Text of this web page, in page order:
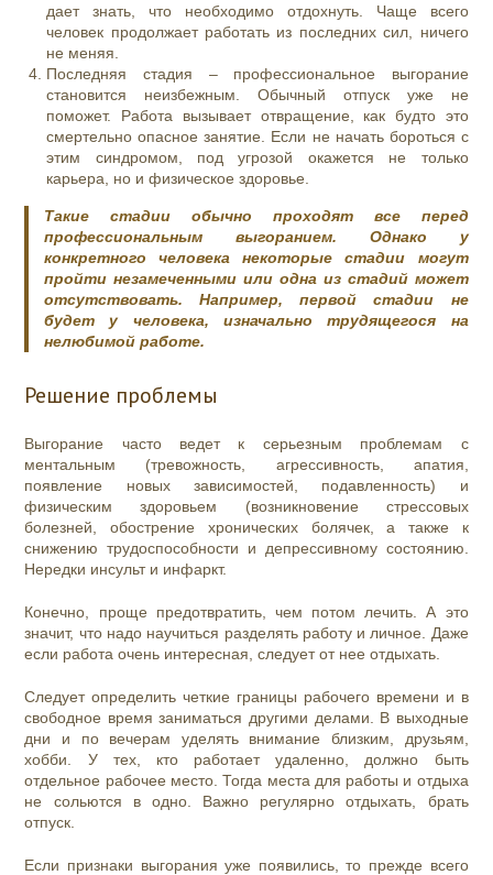
дает знать, что необходимо отдохнуть. Чаще всего
человек продолжает работать из последних сил, ничего
не меняя.
Последняя стадия – профессиональное выгорание
становится неизбежным. Обычный отпуск уже не
поможет. Работа вызывает отвращение, как будто это
смертельно опасное занятие. Если не начать бороться с
этим синдромом, под угрозой окажется не только
карьера, но и физическое здоровье.
Такие стадии обычно проходят все перед
профессиональным выгоранием. Однако у
конкретного человека некоторые стадии могут
пройти незамеченными или одна из стадий может
отсутствовать. Например, первой стадии не
будет у человека, изначально трудящегося на
нелюбимой работе.
Решение проблемы
Выгорание часто ведет к серьезным проблемам с
ментальным (тревожность, агрессивность, апатия,
появление новых зависимостей, подавленность) и
физическим здоровьем (возникновение стрессовых
болезней, обострение хронических болячек, а также к
снижению трудоспособности и депрессивному состоянию.
Нередки инсульт и инфаркт.
Конечно, проще предотвратить, чем потом лечить. А это
значит, что надо научиться разделять работу и личное. Даже
если работа очень интересная, следует от нее отдыхать.
Следует определить четкие границы рабочего времени и в
свободное время заниматься другими делами. В выходные
дни и по вечерам уделять внимание близким, друзьям,
хобби. У тех, кто работает удаленно, должно быть
отдельное рабочее место. Тогда места для работы и отдыха
не сольются в одно. Важно регулярно отдыхать, брать
отпуск.
Если признаки выгорания уже появились, то прежде всего